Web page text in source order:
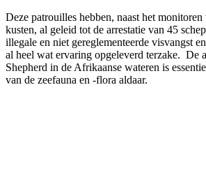
Deze patrouilles hebben, naast het
kusten, al geleid tot de arrestatie van 45
illegale en niet gereglementeerde visvangst
al heel wat ervaring opgeleverd terzake. De
Shepherd in de Afrikaanse wateren is
van de zeefauna en -flora aldaar.